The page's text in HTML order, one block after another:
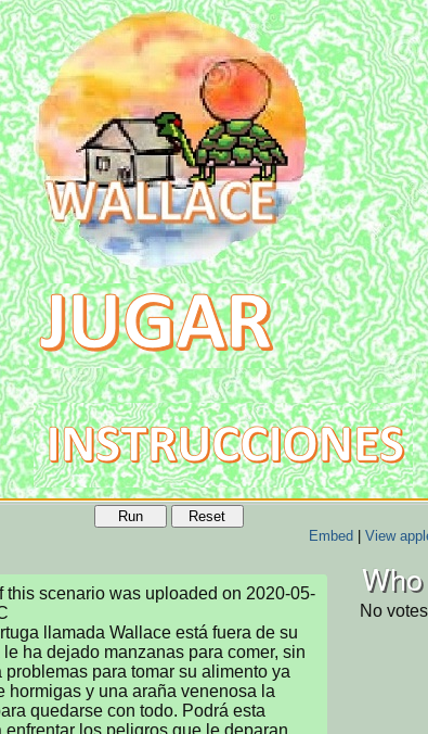
Run
Reset
Embed| View
this scenario was uploaded on 2020-05-
llamada Wallace está fuera de su
le ha dejado manzanas para comer, sin
problemas para tomar su alimento ya
hormigas y una araña venenosa la
quedarse con todo. Podrá esta
No